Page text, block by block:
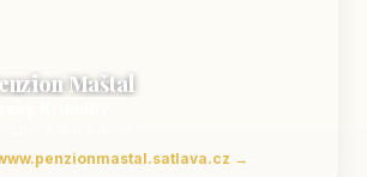
Maštal
→